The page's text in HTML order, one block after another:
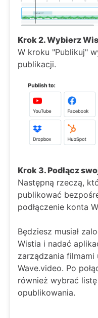
Krok 2. Wybierz
W kroku "Publikuj"
publikacji.
Krok 3. Podłącz
Następną rzeczą,
publikować
podłączenie konta
Będziesz musiał
Wistia i nadać
zarządzania
Wave.video. Po
również wybrać
opublikowania.